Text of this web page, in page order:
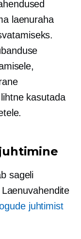
laenuraha
kasutada
sageli
juhtimist